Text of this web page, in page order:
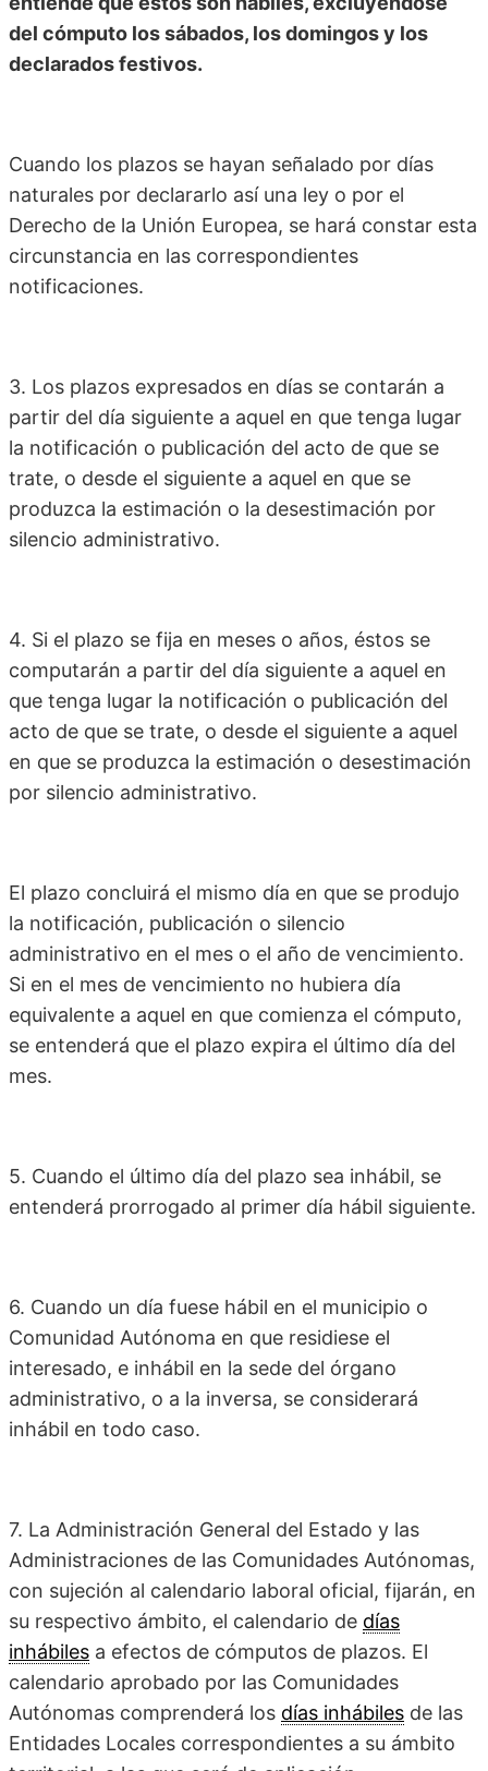
del cómputo los sábados, los domingos y los
declarados festivos.
Cuando los plazos se hayan señalado por días
naturales por declararlo así una ley o por el
Derecho de la Unión Europea, se hará constar esta
circunstancia en las correspondientes
notificaciones.
3. Los plazos expresados en días se contarán a
partir del día siguiente a aquel en que tenga lugar
la notificación o publicación del acto de que se
trate, o desde el siguiente a aquel en que se
produzca la estimación o la desestimación por
silencio administrativo.
4. Si el plazo se fija en meses o años, éstos se
computarán a partir del día siguiente a aquel en
que tenga lugar la notificación o publicación del
acto de que se trate, o desde el siguiente a aquel
en que se produzca la estimación o desestimación
por silencio administrativo.
El plazo concluirá el mismo día en que se produjo
la notificación, publicación o silencio
administrativo en el mes o el año de vencimiento.
Si en el mes de vencimiento no hubiera día
equivalente a aquel en que comienza el cómputo,
se entenderá que el plazo expira el último día del
mes.
5. Cuando el último día del plazo sea inhábil, se
entenderá prorrogado al primer día hábil siguiente.
6. Cuando un día fuese hábil en el municipio o
Comunidad Autónoma en que residiese el
interesado, e inhábil en la sede del órgano
administrativo, o a la inversa, se considerará
inhábil en todo caso.
7. La Administración General del Estado y las
Administraciones de las Comunidades Autónomas,
con sujeción al calendario laboral oficial, fijarán, en
su respectivo ámbito, el calendario de días
inhábiles a efectos de cómputos de plazos. El
calendario aprobado por las Comunidades
Autónomas comprenderá los días inhábiles de las
Entidades Locales correspondientes a su ámbito